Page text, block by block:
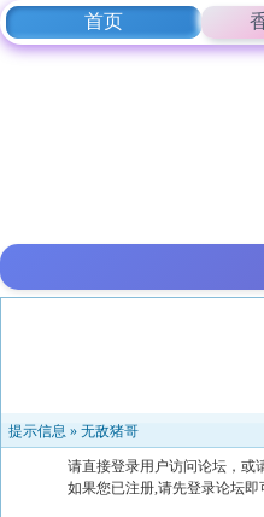
首页
提示信息 » 无敌猪哥
请直接登录用户访问论坛，或
如果您已注册,请先登录论坛即